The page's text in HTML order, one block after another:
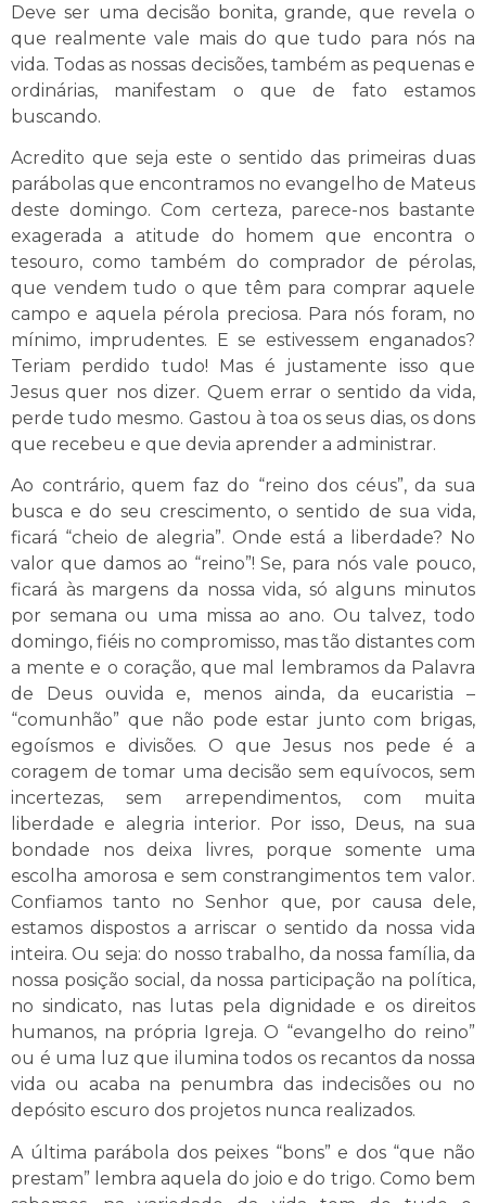
Deve ser uma decisão bonita, grande, que revela o
que realmente vale mais do que tudo para nós na
vida. Todas as nossas decisões, também as pequenas e
ordinárias, manifestam o que de fato estamos
buscando.
Acredito que seja este o sentido das primeiras duas
parábolas que encontramos no evangelho de Mateus
deste domingo. Com certeza, parece-nos bastante
exagerada a atitude do homem que encontra o
tesouro, como também do comprador de pérolas,
que vendem tudo o que têm para comprar aquele
campo e aquela pérola preciosa. Para nós foram, no
mínimo, imprudentes. E se estivessem enganados?
Teriam perdido tudo! Mas é justamente isso que
Jesus quer nos dizer. Quem errar o sentido da vida,
perde tudo mesmo. Gastou à toa os seus dias, os dons
que recebeu e que devia aprender a administrar.
Ao contrário, quem faz do “reino dos céus”, da sua
busca e do seu crescimento, o sentido de sua vida,
ficará “cheio de alegria”. Onde está a liberdade? No
valor que damos ao “reino”! Se, para nós vale pouco,
ficará às margens da nossa vida, só alguns minutos
por semana ou uma missa ao ano. Ou talvez, todo
domingo, fiéis no compromisso, mas tão distantes com
a mente e o coração, que mal lembramos da Palavra
de Deus ouvida e, menos ainda, da eucaristia –
“comunhão” que não pode estar junto com brigas,
egoísmos e divisões. O que Jesus nos pede é a
coragem de tomar uma decisão sem equívocos, sem
incertezas, sem arrependimentos, com muita
liberdade e alegria interior. Por isso, Deus, na sua
bondade nos deixa livres, porque somente uma
escolha amorosa e sem constrangimentos tem valor.
Confiamos tanto no Senhor que, por causa dele,
estamos dispostos a arriscar o sentido da nossa vida
inteira. Ou seja: do nosso trabalho, da nossa família, da
nossa posição social, da nossa participação na política,
no sindicato, nas lutas pela dignidade e os direitos
humanos, na própria Igreja. O “evangelho do reino”
ou é uma luz que ilumina todos os recantos da nossa
vida ou acaba na penumbra das indecisões ou no
depósito escuro dos projetos nunca realizados.
A última parábola dos peixes “bons” e dos “que não
prestam” lembra aquela do joio e do trigo. Como bem